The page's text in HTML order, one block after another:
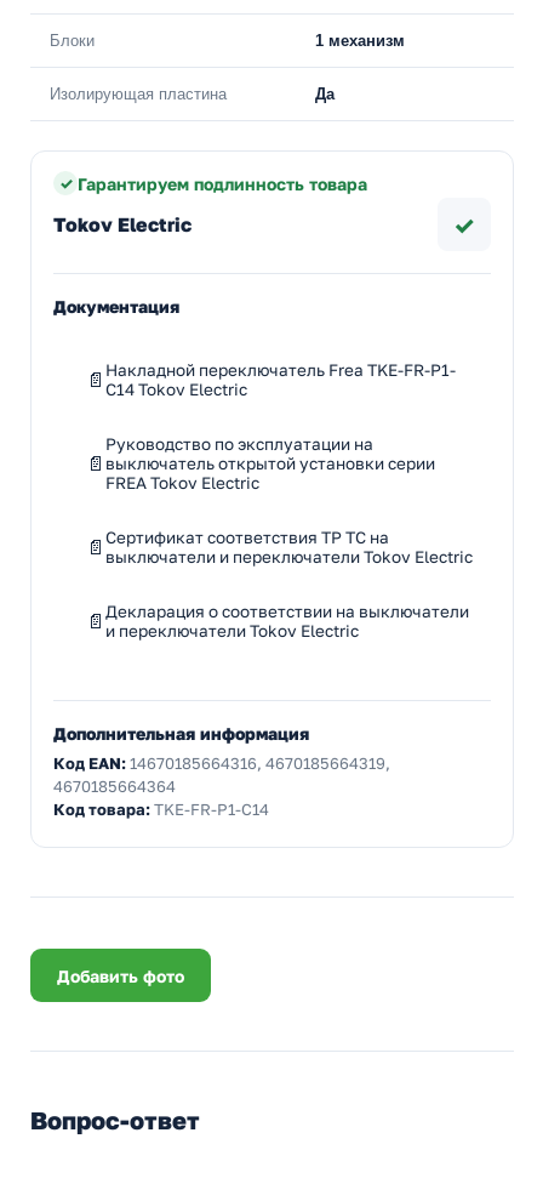
Блоки 1 механизм
Изолирующая пластина Да
Гарантируем подлинность товара
Tokov Electric ✓
Документация
Накладной переключатель Frea TKE-FR-P1-
C14 Tokov Electric
Руководство по эксплуатации на
выключатель открытой установки серии
FREA Tokov Electric
Сертификат соответствия ТР ТС на
выключатели и переключатели Tokov Electric
Декларация о соответствии на выключатели
и переключатели Tokov Electric
Дополнительная информация
Код EAN:14670185664316, 4670185664319,
4670185664364
Код товара:TKE-FR-P1-C14
Добавить фото
Вопрос-ответ